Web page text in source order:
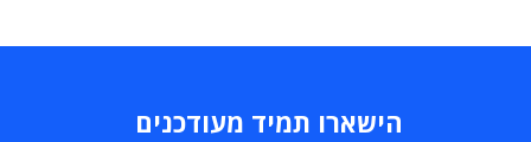
הישארו תמיד מעודכנים